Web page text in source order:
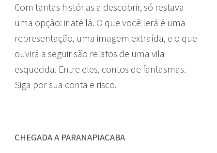
Com tantas histórias a descobrir, só restava
uma opção: ir até lá. O que você lerá é uma
representação, uma imagem extraída, e o que
ouvirá a seguir são relatos de uma vila
esquecida. Entre eles, contos de fantasmas.
Siga por sua conta e risco.
CHEGADA A PARANAPIACABA